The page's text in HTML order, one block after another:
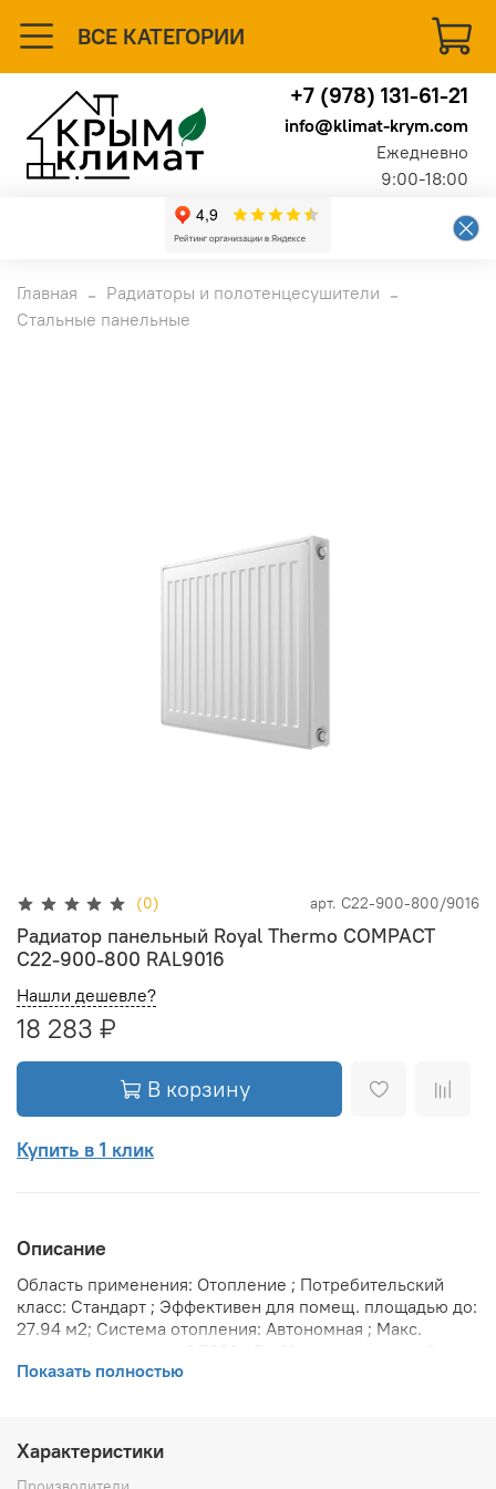
ВСЕ КАТЕГОРИИ
+7 (978) 131-61-21
info@klimat-krym.com
Ежедневно
9:00-18:00
Главная
Радиаторы и полотенцесушители
Стальные панельные
(0) арт. C22-900-800/9016
Радиатор панельный Royal Thermo COMPACT
C22-900-800 RAL9016
Нашли дешевле?
18 283 ₽
В корзину
Купить в 1 клик
Описание
Область применения: Отопление ; Потребительский
класс: Стандарт ; Эффективен для помещ. площадью до:
27.94 м2; Система отопления: Автономная ; Макс.
давление: 10 бар; Предельное давление: 25 бар;
размещения: Горизонтальное ; Вид установки
(крепления): Настенная ; Макс. температура
теплоносителя: 110 °С; Межосевое расстояние: 845 мм;
Показать полностью
Характеристики